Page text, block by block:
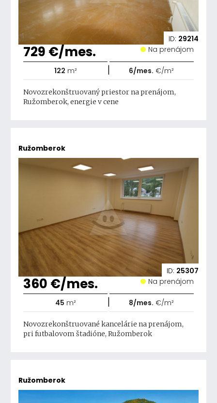
ID: 29214
729 €/mes. Na prenájom
122 m² | 6/mes. €/m²
Novozrekonštruovaný priestor na prenájom,
Ružomberok, energie v cene
Ružomberok
ID: 25307
360 €/mes. Na prenájom
45 m² | 8/mes. €/m²
Novozrekonštruované kancelárie na prenájom,
pri futbalovom štadióne, Ružomberok
Ružomberok